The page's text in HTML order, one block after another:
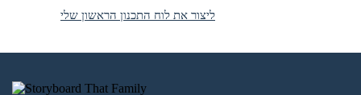
ליצור את לוח התכנון הראשון שלי